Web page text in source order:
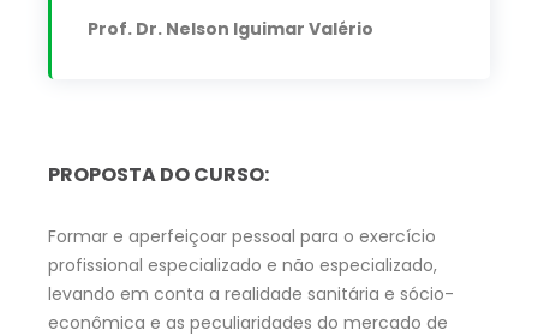
Prof. Dr. Nelson Iguimar Valério
PROPOSTA DO CURSO:
Formar e aperfeiçoar pessoal para o exercício
profissional especializado e não especializado,
levando em conta a realidade sanitária e sócio-
econômica e as peculiaridades do mercado de